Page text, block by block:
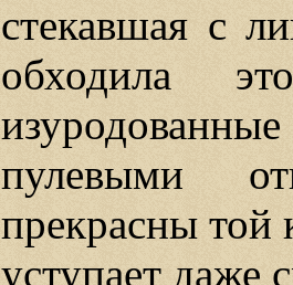
стекавшая с
обходила
пулевыми
прекрасны той
уступает даже